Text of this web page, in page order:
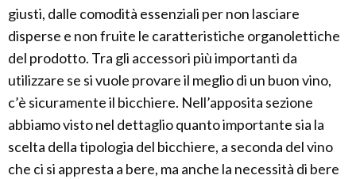
giusti, dalle comodità essenziali per non lasciare
disperse e non fruite le caratteristiche organolettiche
del prodotto. Tra gli accessori più importanti da
utilizzare se si vuole provare il meglio di un buon vino,
c’è sicuramente il bicchiere. Nell’apposita sezione
abbiamo visto nel dettaglio quanto importante sia la
scelta della tipologia del bicchiere, a seconda del vino
che ci si appresta a bere, ma anche la necessità di bere